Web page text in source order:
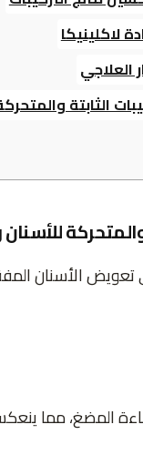
لاكلينيكا
العلاجي
الثابتة
الأسنان
المضغ، مما